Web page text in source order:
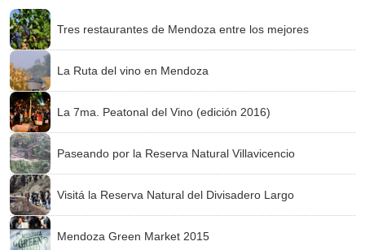
Tres restaurantes de Mendoza entre los mejores
La Ruta del vino en Mendoza
La 7ma. Peatonal del Vino (edición 2016)
Paseando por la Reserva Natural Villavicencio
Visitá la Reserva Natural del Divisadero Largo
Mendoza Green Market 2015